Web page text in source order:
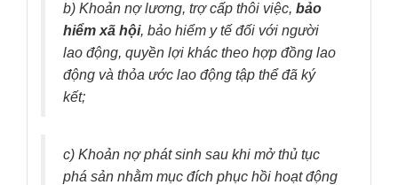
b) Khoản nợ lương, trợ cấp thôi việc, bảo
hiểm xã hội, bảo hiểm y tế đối với người
lao động, quyền lợi khác theo hợp đồng lao
động và thỏa ước lao động tập thể đã ký
kết;
c) Khoản nợ phát sinh sau khi mở thủ tục
phá sản nhằm mục đích phục hồi hoạt động